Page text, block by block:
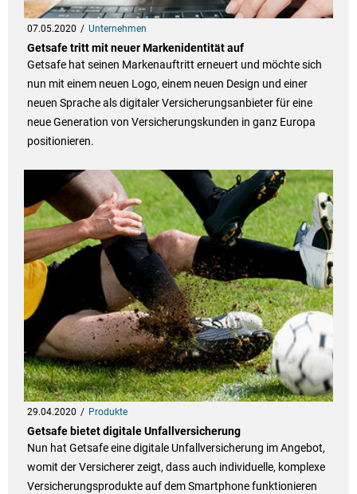
07.05.2020 Unternehmen
Getsafe tritt mit neuer Markenidentität auf
Getsafe hat seinen Markenauftritt erneuert und möchte sich
nun mit einem neuen Logo, einem neuen Design und einer
neuen Sprache als digitaler Versicherungsanbieter für eine
neue Generation von Versicherungskunden in ganz Europa
positionieren.
29.04.2020 Produkte
Getsafe bietet digitale Unfallversicherung
Nun hat Getsafe eine digitale Unfallversicherung im Angebot,
womit der Versicherer zeigt, dass auch individuelle, komplexe
Versicherungsprodukte auf dem Smartphone funktionieren